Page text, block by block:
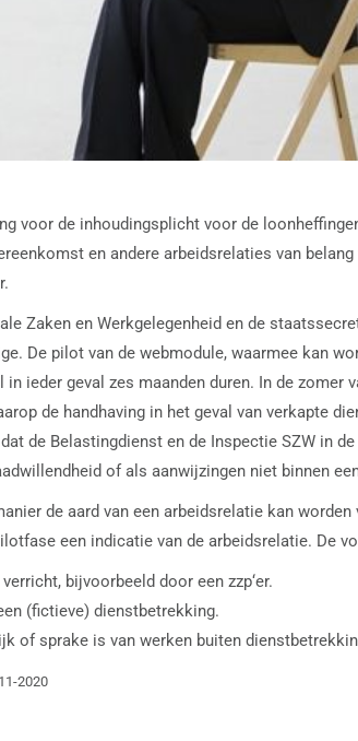
voor de inhoudingsplicht voor de
en andere arbeidsrelaties van
Zaken en Werkgelegenheid en de
De pilot van de webmodule, waarmee kan
ieder geval zes maanden duren. In de zomer
de handhaving in het geval van verkapte
de Belastingdienst en de Inspectie SZW in
of als aanwijzingen niet binnen
de aard van een arbeidsrelatie kan
een indicatie van de arbeidsrelatie. De
bijvoorbeeld door een zzp‘er.
(fictieve) dienstbetrekking.
of sprake is van werken buiten
2020